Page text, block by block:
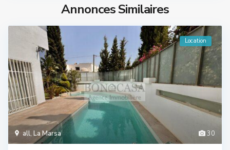
Annonces Similaires
30
all, La Marsa
Location